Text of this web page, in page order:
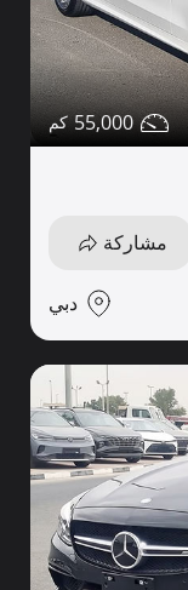
55,000
مشاركة
دبي